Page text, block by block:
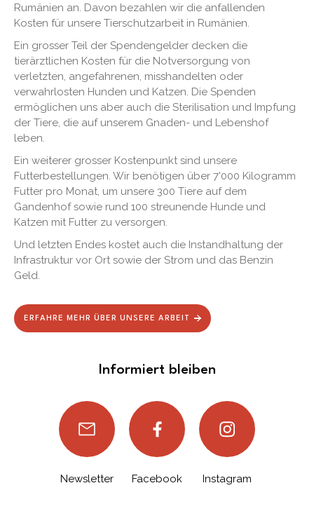
Rumänien an. Davon bezahlen wir die anfallenden
Kosten für unsere Tierschutzarbeit in Rumänien.
Ein grosser Teil der Spendengelder decken die
tierärztlichen Kosten für die Notversorgung von
verletzten, angefahrenen, misshandelten oder
verwahrlosten Hunden und Katzen. Die Spenden
ermöglichen uns aber auch die Sterilisation und Impfung
der Tiere, die auf unserem Gnaden- und Lebenshof
leben.
Ein weiterer grosser Kostenpunkt sind unsere
Futterbestellungen. Wir benötigen über 7'000 Kilogramm
Futter pro Monat, um unsere 300 Tiere auf dem
Gandenhof sowie rund 100 streunende Hunde und
Katzen mit Futter zu versorgen.
Und letzten Endes kostet auch die Instandhaltung der
Infrastruktur vor Ort sowie der Strom und das Benzin
Geld.
ERFAHRE MEHR ÜBER UNSERE ARBEIT
Informiert bleiben
Newsletter Facebook Instagram